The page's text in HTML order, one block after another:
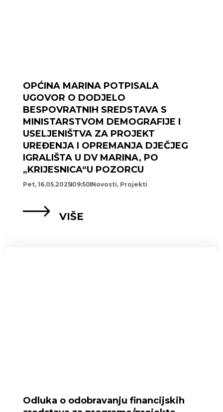
OPĆINA MARINA POTPISALA
UGOVOR O DODJELO
BESPOVRATNIH SREDSTAVA S
MINISTARSTVOM DEMOGRAFIJE I
USELJENIŠTVA ZA PROJEKT
UREĐENJA I OPREMANJA DJEČJEG
IGRALIŠTA U DV MARINA, PO
„KRIJESNICA“U POZORCU
Pet, 16.05.2025 09:50 Novosti, Projekti
VIŠE
Odluka o odobravanju financijskih